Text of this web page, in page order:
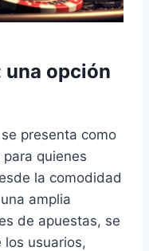
una opción
presenta como
quienes
la comodidad
amplia
de apuestas, se
usuarios,